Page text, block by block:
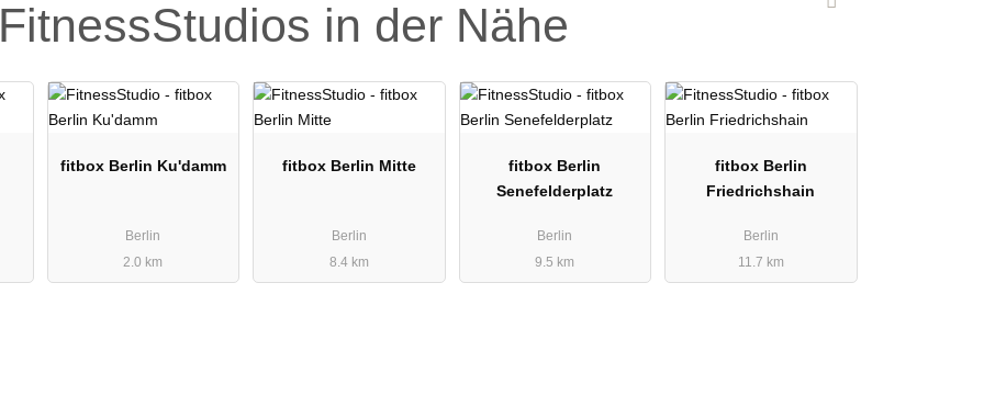
FitnessStudios in der Nähe
fitbox Berlin Ku'damm
Berlin
2.0 km
fitbox Berlin Mitte
Berlin
8.4 km
fitbox Berlin
Senefelderplatz
Berlin
9.5 km
fitbox Berlin
Friedrichshain
Berlin
11.7 km